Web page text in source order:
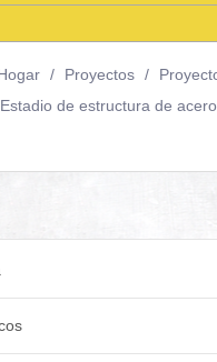
/ Proyectos /
Estadio de estructura de